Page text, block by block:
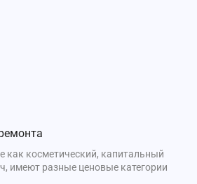
как косметический, капитальный
имеют разные ценовые категории